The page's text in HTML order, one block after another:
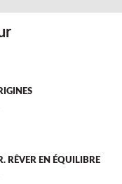
RÊVER EN ÉQUILIBRE